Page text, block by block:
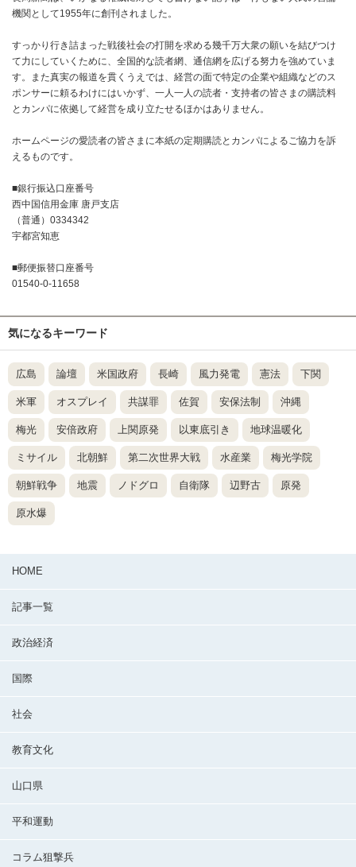
機関として1955年に創刊されました。
すっかり行き詰まった戦後社会の打開を求める幾千万大衆の願いを結びつけ
て力にしていくために、全国的な読者網、通信網を広げる努力を強めていま
す。また真実の報道を貫くうえでは、経営の面で特定の企業や組織などのス
ポンサーに頼るわけにはいかず、一人一人の読者・支持者の皆さまの購読料
とカンパに依拠して経営を成り立たせるほかはありません。
ホームページの愛読者の皆さまに本紙の定期購読とカンパによるご協力を訴
えるものです。
■銀行振込口座番号
西中国信用金庫 唐戸支店
（普通）0334342
宇都宮知恵
■郵便振替口座番号
01540-0-11658
気になるキーワード
広島 論壇 米国政府 長崎 風力発電 憲法 下関
米軍 オスプレイ 共謀罪 佐賀 安保法制 沖縄
梅光 安倍政府 上関原発 以東底引き 地球温暖化
ミサイル 北朝鮮 第二次世界大戦 水産業 梅光学院
朝鮮戦争 地震 ノドグロ 自衛隊 辺野古 原発
原水爆
HOME
記事一覧
政治経済
国際
社会
教育文化
山口県
平和運動
コラム狙撃兵